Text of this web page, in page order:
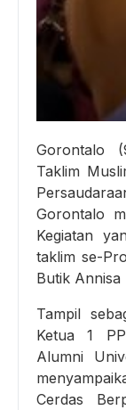
Gorontalo
Taklim
Gorontalo
Kegiatan
taklim se-
Butik Annisa
Tampil
Ketua 1
Alumni
Cerdas